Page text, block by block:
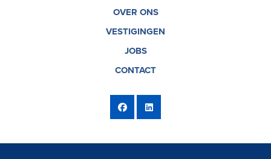
OVER ONS
VESTIGINGEN
JOBS
CONTACT